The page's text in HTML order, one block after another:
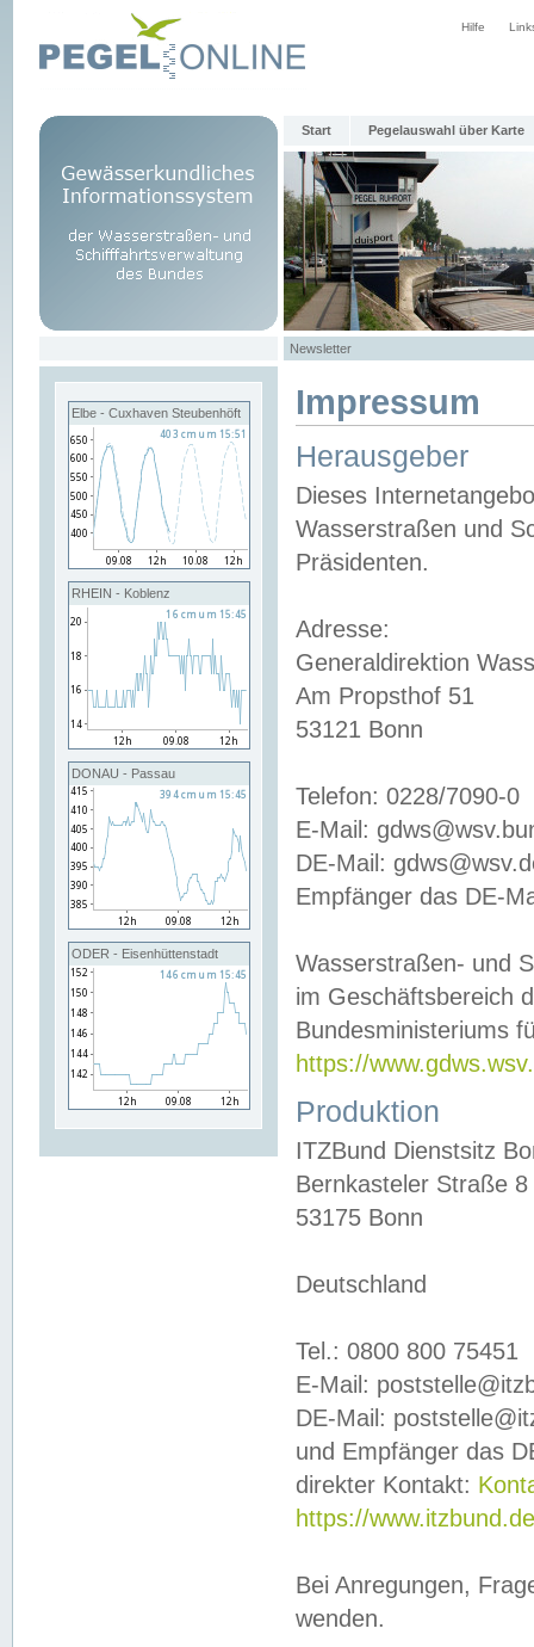
Hilfe
Start Pegelauswahl über Karte
Newsletter
Elbe - Cuxhaven Steubenhöft
RHEIN - Koblenz
DONAU - Passau
ODER - Eisenhüttenstadt
Impressum
Herausgeber
Dieses
Wasserstraßen und
Präsidenten.
Adresse:
Generaldirektion
Am Propsthof 51
53121 Bonn
Telefon: 0228/7090-0
E-Mail:
DE-Mail:
Empfänger das DE-
Wasserstraßen- und
im Geschäftsbereich
Bundesministeriums
https://
Produktion
ITZBund Dienstsitz
Bernkasteler Straße 8
53175 Bonn
Deutschland
Tel.: 0800 800 75451
E-Mail:
DE-Mail:
und Empfänger das
direkter Kontakt:
https://
Bei Anregungen,
wenden.